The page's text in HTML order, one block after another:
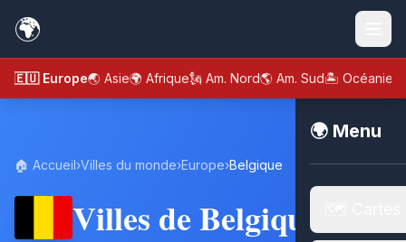
🌍
🇪🇺 Europe🌏 Asie🌍 Afrique🗽 Am. Nord🌎 Am. Sud🏝️ Océanie
🌍 Menu
🏠 Accueil›Villes du monde›Europe›Belgique
Villes de Belgique